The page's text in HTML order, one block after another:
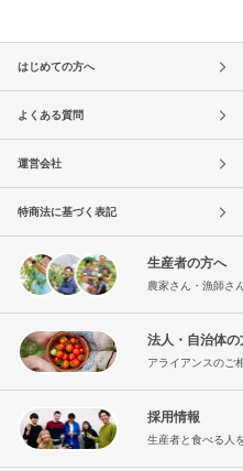
はじめての方へ
よくある質問
運営会社
特商法に基づく表記
生産者の方へ
農家さん・漁師さ
法人・自治体の
アライアンスのご
採用情報
生産者と食べる人